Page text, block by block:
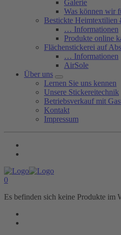
Galerie
Was können wir
Bestickte Heimtextilien
… Informationen
Produkte online
Flächenstickerei auf
… Informationen
AirSole
Über uns
Lernen Sie uns kennen
Unsere Stickereitechnik
Betriebsverkauf mit
Kontakt
Impressum
0
Es befinden sich keine Produkte im